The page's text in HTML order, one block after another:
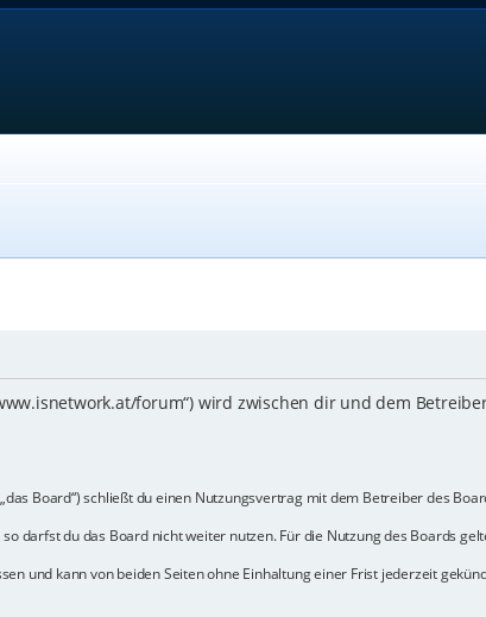
forum“) wird zwischen dir und dem
Board“) schließt du einen Nutzungsvertrag mit dem Betreiber des
darfst du das Board nicht weiter nutzen. Für die Nutzung des Boards
und kann von beiden Seiten ohne Einhaltung einer Frist jederzeit